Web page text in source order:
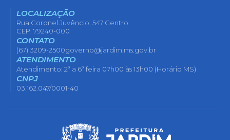
LOCALIZAÇÃO
Rua Coronel Juvêncio, 547 Centro
CEP: 79240-000
CONTATO
(67) 3209-2500governo@jardim.ms.gov.br
ATENDIMENTO
Atendimento: 2ª a 6ª feira 07h00 às 13h00 (Horário MS)
CNPJ
03.162.047/0001-40